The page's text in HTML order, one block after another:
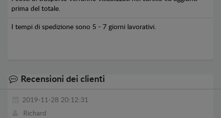
prima del totale.
I tempi di spedizione sono 5 - 7 giorni lavorativi.
Recensioni dei clienti
2019-11-28 20:12:31
Richard